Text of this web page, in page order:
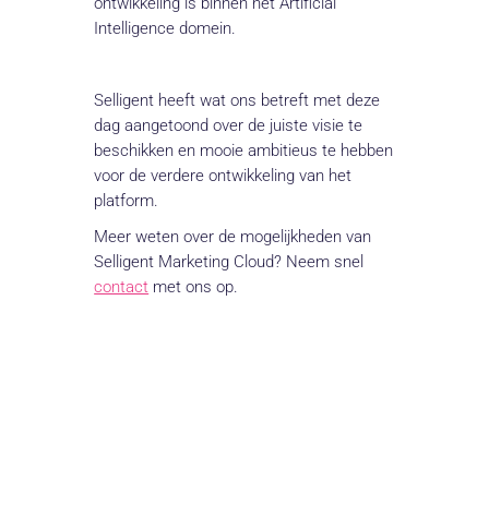
Intelligence domein.
Selligent heeft wat ons betreft met deze
dag aangetoond over de juiste visie te
beschikken en mooie ambitieus te hebben
voor de verdere ontwikkeling van het
platform.
Meer weten over de mogelijkheden van
Selligent Marketing Cloud? Neem snel
contact met ons op.